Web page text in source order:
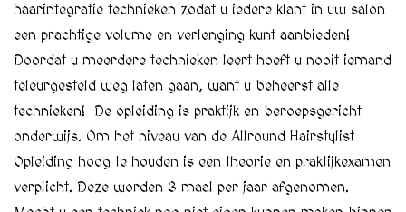
haarintegratie technieken zodat u iedere klant in uw salon
een prachtige volume en verlenging kunt aanbieden!
Doordat u meerdere technieken leert hoeft u nooit iemand
teleurgesteld weg laten gaan, want u beheerst alle
technieken! De opleiding is praktijk en beroepsgericht
onderwijs. Om het niveau van de Allround Hairstylist
Opleiding hoog te houden is een theorie en praktijkexamen
verplicht. Deze worden 3 maal per jaar afgenomen.